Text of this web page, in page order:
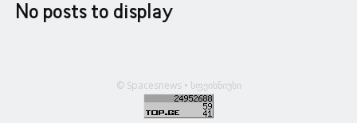
No posts to display
© Spacesnews • სფეისნიუსი